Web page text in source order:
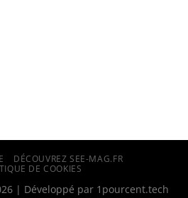
DÉCOUVREZ SEE-MAG.FR
DE COOKIES
| Développé par 1pourcent.tech